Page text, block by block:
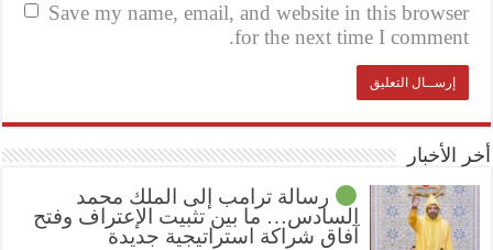
Save my name, email, and website in this browser
for the next time I comment.
أخر الأخبار
رسالة ترامب إلى الملك محمد
السادس… ما بين تثبيت الإعتراف وفتح
آفاق شراكة استراتيجية جديدة